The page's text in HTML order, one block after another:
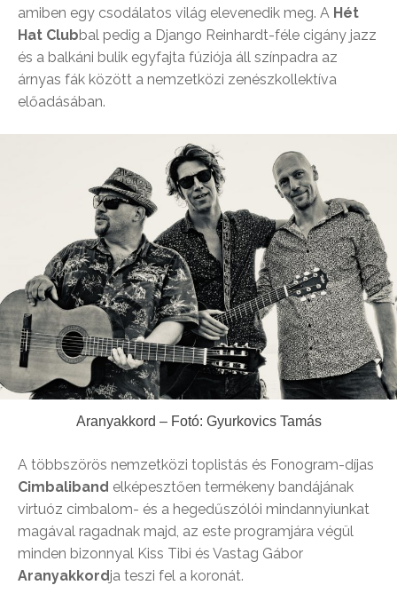
amiben egy csodálatos világ elevenedik meg. A Hét
Hat Clubbal pedig a Django Reinhardt-féle cigány jazz
és a balkáni bulik egyfajta fúziója áll színpadra az
árnyas fák között a nemzetközi zenészkollektíva
előadásában.
Aranyakkord – Fotó: Gyurkovics Tamás
A többszörös nemzetközi toplistás és Fonogram-díjas
Cimbaliband elképesztően termékeny bandájának
virtuóz cimbalom- és a hegedűszólói mindannyiunkat
magával ragadnak majd, az este programjára végül
minden bizonnyal Kiss Tibi és Vastag Gábor
Aranyakkordja teszi fel a koronát.